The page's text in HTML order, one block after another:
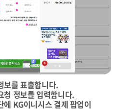
보를 표출합니다.
청 정보를 입력합니다.
에 KG이니시스 결제 팝업이